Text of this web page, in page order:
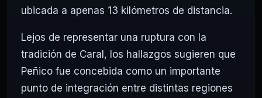
ubicada a apenas 13 kilómetros de distancia.
Lejos de representar una ruptura con la
tradición de Caral, los hallazgos sugieren que
Peñico fue concebida como un importante
punto de integración entre distintas regiones